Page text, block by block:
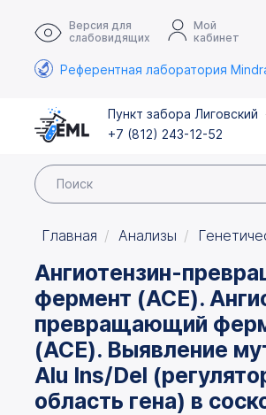
Версия для
слабовидящих
Мой
кабинет
Референтная лаборатория
Пункт забора Лиговский
+7 (812) 243-12-52
Главная Анализы
Ангиотензин-
фермент (ACE).
превращающий
(ACE). Выявление
Alu Ins/Del
область гена) в